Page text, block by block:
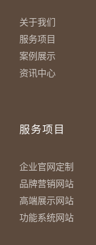
关于我们
服务项目
案例展示
资讯中心
服务项目
企业官网定制
品牌营销网站
高端展示网站
功能系统网站